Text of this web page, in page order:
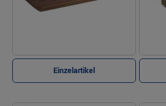
Einzelartikel